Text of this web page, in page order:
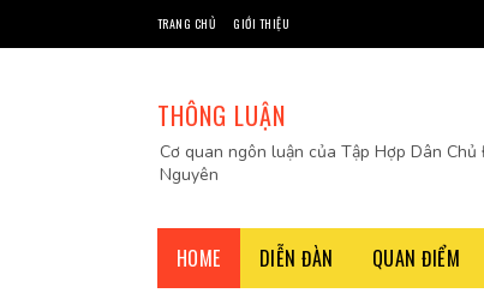
TRANG CHỦ GIỚI THIỆU
THÔNG LUẬN
Cơ quan ngôn luận của Tập Hợp Dân Chủ
Nguyên
HOME DIỄN ĐÀN QUAN ĐIỂM